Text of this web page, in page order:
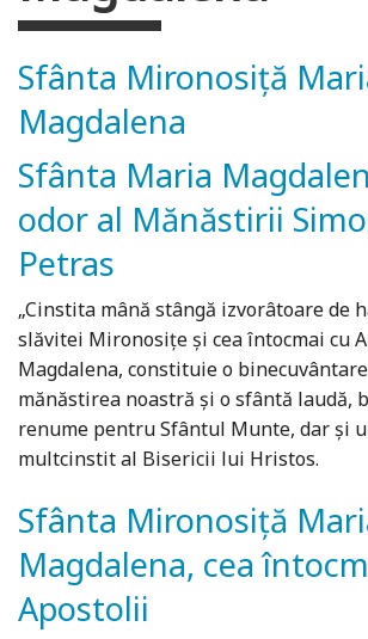
Sfânta Mironosiță
Magdalena
Sfânta Maria
odor al Mănăstirii
Petras
„Cinstita mână stângă izvorâtoare de
slăvitei Mironosițe și cea întocmai cu
Magdalena, constituie o
mănăstirea noastră și o sfântă laudă,
renume pentru Sfântul Munte, dar și
multcinstit al Bisericii lui Hristos.
Sfânta Mironosiță
Magdalena, cea
Apostolii